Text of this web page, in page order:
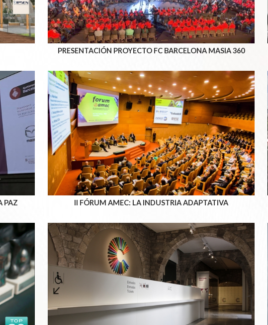
PRESENTACIÓN PROYECTO FC BARCELONA MASIA 360
PAZ II FÓRUM AMEC: LA INDUSTRIA ADAPTATIVA